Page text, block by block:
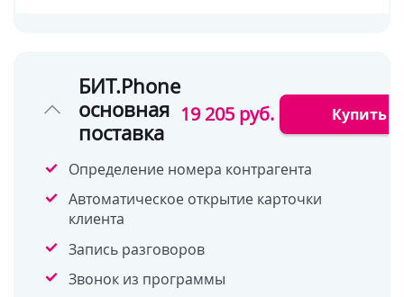
БИТ.Phone
основная
поставка
19 205 руб. Купить
Определение номера контрагента
Автоматическое открытие карточки
клиента
Запись разговоров
Звонок из программы